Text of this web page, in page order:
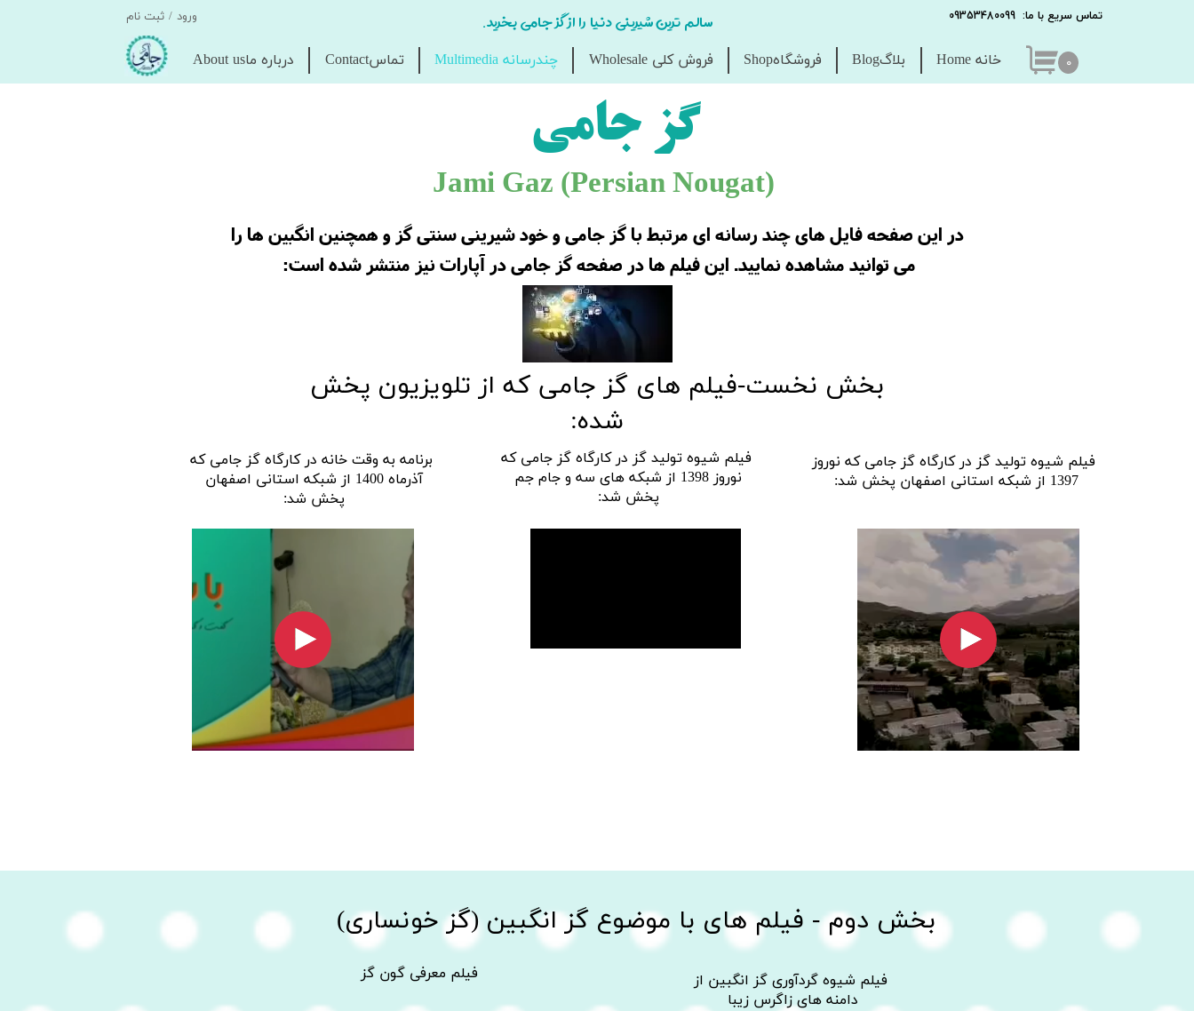
ورود / ثبت نام
حساب کاربری
خانه Home بلاگBlog فروشگاهShop فروش کلی Wholesale چندرسانه Multimedia تماسContact درباره ماAbout us
تماس سریع با ما: 09353480099
۰
سالم ترین شیرینی دنیا را از گز جامی بخرید.
گز جامی
Jami Gaz (Persian Nougat​​​​​​​)
در این صفحه فایل های چند رسانه ای مرتبط با گز جامی و خود شیرینی سنتی گز و همچنین انگبین ها را
می توانید مشاهده نمایید. این فیلم ها در صفحه گز جامی در آپارات نیز منتشر شده است:
بخش نخست-فیلم های گز جامی که از تلویزیون پخش
شده:
فیلم شیوه تولید گز در کارگاه گز جامی که نوروز
1397 از شبکه استانی اصفهان پخش شد:
فیلم شیوه تولید گز در کارگاه گز جامی که
نوروز 1398 از شبکه های سه و جام جم
پخش شد:
برنامه به وقت خانه در کارگاه گز جامی که
آذرماه 1400 از شبکه استانی اصفهان
پخش شد:
بخش دوم - فیلم های با موضوع گز انگبین (گز خونساری)
فیلم شیوه گردآوری گز انگبین از
دامنه های زاگرس زیبا
فیلم معرفی گون گز